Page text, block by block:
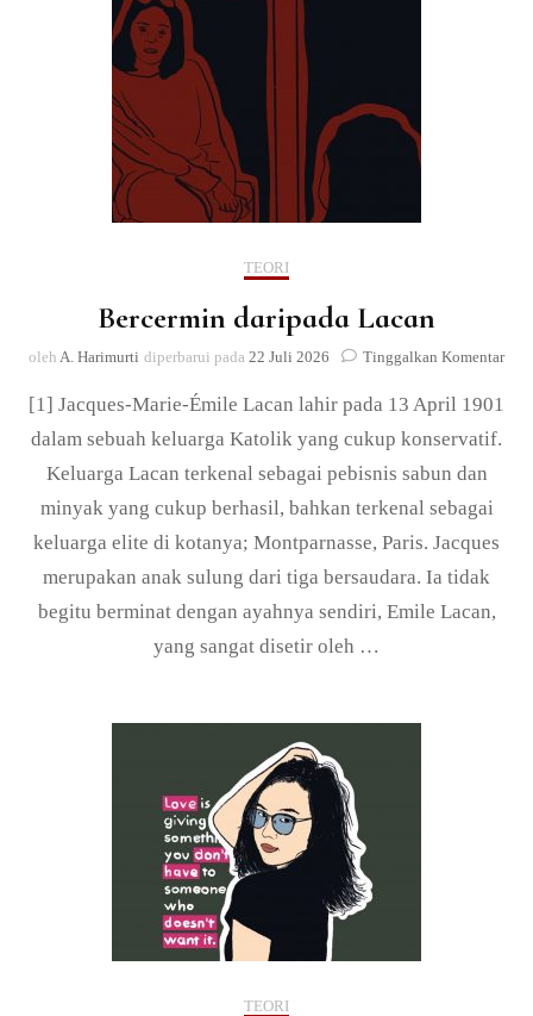
TEORI
Bercermin daripada Lacan
oleh A. Harimurti diperbarui pada 22 Juli 2026 Tinggalkan Komentarpada
[1] Jacques-Marie-Émile Lacan lahir pada 13 April 1901
dalam sebuah keluarga Katolik yang cukup konservatif.
Keluarga Lacan terkenal sebagai pebisnis sabun dan
minyak yang cukup berhasil, bahkan terkenal sebagai
keluarga elite di kotanya; Montparnasse, Paris. Jacques
merupakan anak sulung dari tiga bersaudara. Ia tidak
begitu berminat dengan ayahnya sendiri, Emile Lacan,
yang sangat disetir oleh …
TEORI